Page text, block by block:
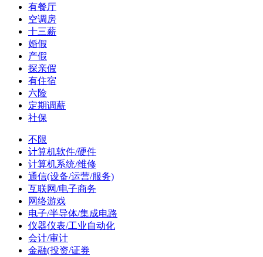
有餐厅
空调房
十三薪
婚假
产假
探亲假
有住宿
六险
定期调薪
社保
不限
计算机软件/硬件
计算机系统/维修
通信(设备/运营/服务)
互联网/电子商务
网络游戏
电子/半导体/集成电路
仪器仪表/工业自动化
会计/审计
金融(投资/证券